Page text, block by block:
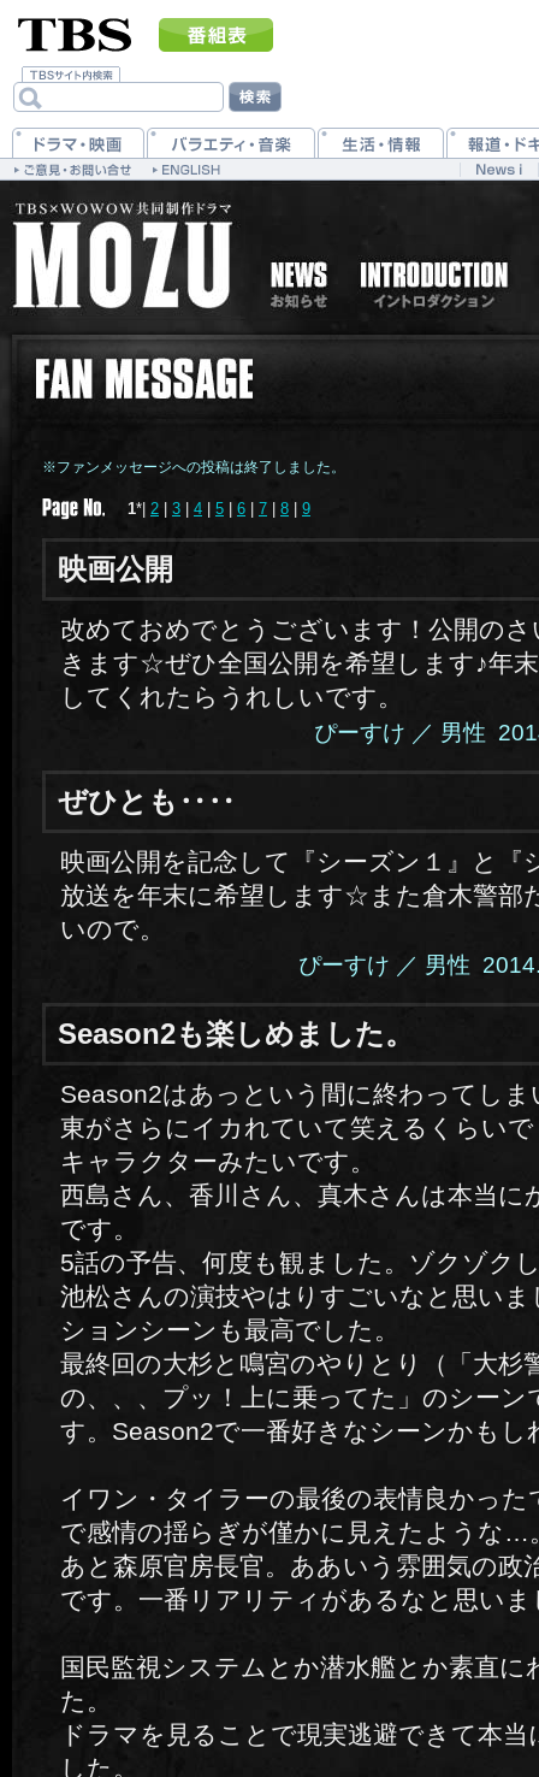
※ファンメッセージへの投稿は終了しました。
1*| 2 3 4 5 6 7 8 9
映画公開
改めておめでとうございます！公開の
きます☆ぜひ全国公開を希望します♪年
してくれたらうれしいです。
ぴーすけ ／ 男性
ぜひとも‥‥
映画公開を記念して『シーズン１』と『
放送を年末に希望します☆また倉木警部
いので。
ぴーすけ ／ 男性
Season2も楽しめました。
Season2はあっという間に終わってしま
東がさらにイカれていて笑えるくらい
キャラクターみたいです。
西島さん、香川さん、真木さんは本当に
です。
5話の予告、何度も観ました。ゾクゾク
池松さんの演技やはりすごいなと思い
ションシーンも最高でした。
最終回の大杉と鳴宮のやりとり（「大杉
の、、、プッ！上に乗ってた」のシーン
す。Season2で一番好きなシーンかもし
イワン・タイラーの最後の表情良かった
で感情の揺らぎが僅かに見えたような…
あと森原官房長官。ああいう雰囲気の政
です。一番リアリティがあるなと思いま
国民監視システムとか潜水艦とか素直に
た。
ドラマを見ることで現実逃避できて本
した。